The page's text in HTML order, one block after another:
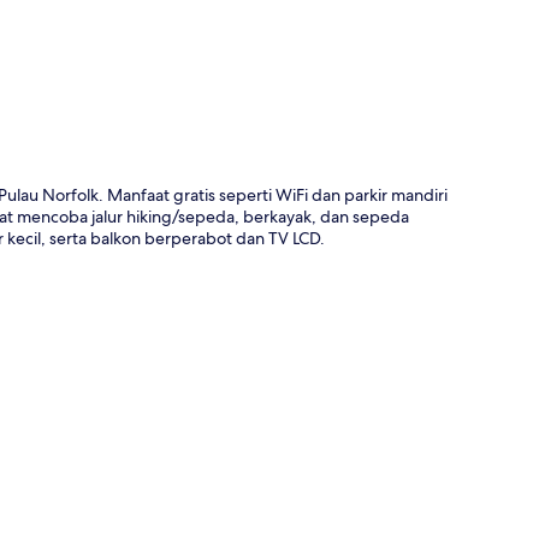
Norfolk. Manfaat gratis seperti WiFi dan parkir mandiri
mencoba jalur hiking/sepeda, berkayak, dan sepeda
serta balkon berperabot dan TV LCD.